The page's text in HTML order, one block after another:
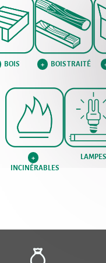
BOIS + BOIS TRAITÉ
+
INCINÉRABLES
LAMPES